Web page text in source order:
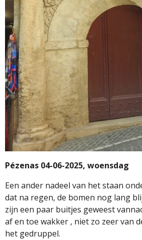
Pézenas 04-06-2025, woensdag
Een ander nadeel van het staan
dat na regen, de bomen nog lang
zijn een paar buitjes geweest
af en toe wakker , niet zo zeer van
het gedruppel.